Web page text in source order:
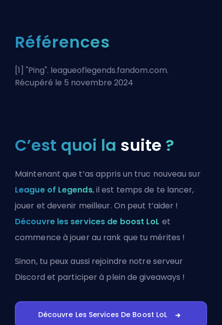
Références
[1] "Ping". leagueoflegends.fandom.com.
Récupéré le 5 novembre 2024
C’est quoi la suite ?
Maintenant que t’as appris un truc nouveau sur
League of Legends, il est temps de te lancer,
jouer et devenir meilleur. On peut t’aider !
Découvre les services de boost LoL et
commence à jouer au rank que tu mérites !
Sinon, tu peux aussi rejoindre notre serveur
Discord et participer à plein de giveaways !
Découvre Les Services De Boost LoL